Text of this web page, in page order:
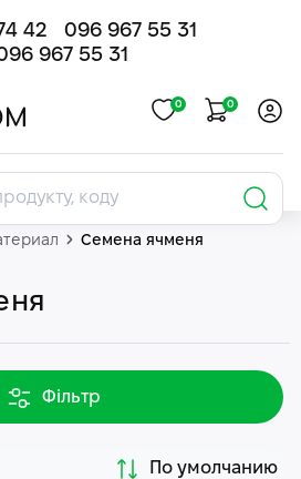
42 096 967 55 31
0 0
Семена ячменя
Фільтр
По умолчанию